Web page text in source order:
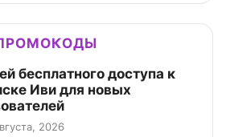
бесплатного доступа к
Иви для новых
2026